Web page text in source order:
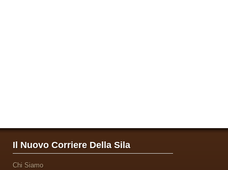
Il Nuovo Corriere Della Sila
Chi Siamo